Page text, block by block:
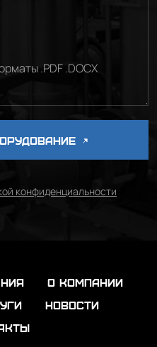
.PDF .DOCX
конфиденциальности
о компании
новости